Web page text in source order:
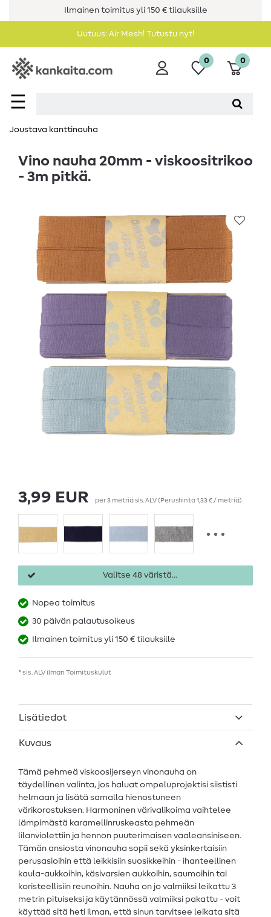
Ilmainen toimitus yli 150 € tilauksille
Uutuus: Air Mesh! Tutustu nyt!
☰
0 0
Joustava kanttinauha
Vino nauha 20mm - viskoositrikoo
- 3m pitkä.
3,99 EUR per3 metriäsis. ALV(Perushinta1,33 € / metriä)
Valitse 48 väristä...
Nopea toimitus
30 päivän palautusoikeus
Ilmainen toimitus yli 150 € tilauksille
* sis. ALV ilman Toimituskulut
Lisätiedot
Kuvaus
Tämä pehmeä viskoosijerseyn vinonauha on
täydellinen valinta, jos haluat ompeluprojektisi siististi
helmaan ja lisätä samalla hienostuneen
värikorostuksen. Harmoninen värivalikoima vaihtelee
lämpimästä karamellinruskeasta pehmeän
lilanviolettiin ja hennon puuterimaisen vaaleansiniseen.
Tämän ansiosta vinonauha sopii sekä yksinkertaisiin
perusasioihin että leikkisiin suosikkeihin - ihanteellinen
kaula-aukkoihin, käsivarsien aukkoihin, saumoihin tai
koristeellisiin reunoihin. Nauha on jo valmiiksi leikattu 3
metrin pituiseksi ja käytännössä valmiiksi pakattu - voit
käyttää sitä heti ilman, että sinun tarvitsee leikata sitä